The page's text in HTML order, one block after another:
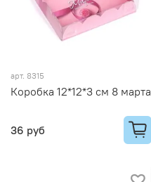
арт. 8315
Коробка 12*12*3 см 8 марта
36 руб